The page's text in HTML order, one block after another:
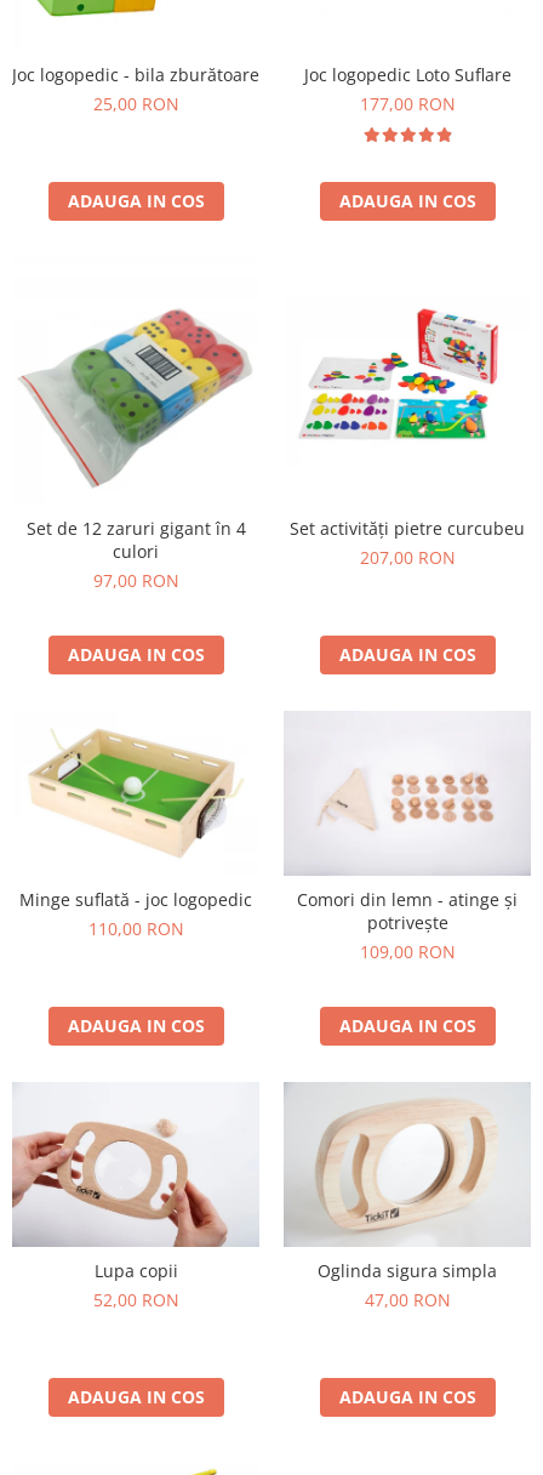
Biciclete si Triciclete
Biciclete Viking Challange
Camere Senzoriale
Amenajări camere senzoriale
Echipamente camere senzoriale
Oferte pentru Camere Senzoriale
Creativitate si indemanare
Cuburi și cărămizi
Instrumente muzicale
Jucarii de constructii
Jocuri matematice
Dezvoltare proprioceptiva
Dezvoltare vestibulara
Echilibru
Jucarii de echilibru
Module din burete
Recunoasterea formelor
Saltele
Diverse jucarii educative
Apa si nisip
Dezvoltarea limbajului
Mobilier gradinita
Montessori
Anatomie
Joc logopedic - bila zburătoare
25,00 RON
ADAUGA IN COS
Joc logopedic Loto Suflare
177,00 RON
ADAUGA IN COS
Set de 12 zaruri gigant în 4
culori
97,00 RON
ADAUGA IN COS
Set activități pietre curcubeu
207,00 RON
ADAUGA IN COS
Minge suflată - joc logopedic
110,00 RON
ADAUGA IN COS
Comori din lemn - atinge și
potrivește
109,00 RON
ADAUGA IN COS
Lupa copii
52,00 RON
ADAUGA IN COS
Oglinda sigura simpla
47,00 RON
ADAUGA IN COS